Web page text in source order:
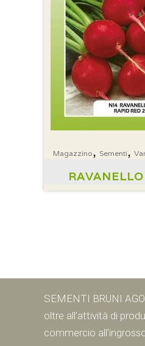
Magazzino , Sementi ,
SEMENTI BRUNI
oltre all’attività di
commercio